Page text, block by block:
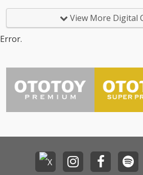
研究と実践」の姿勢に
深いリスペクトを捧げ
VESとして二度にわた
る中国ツアー、そして
ソロでの台湾公演——
アジア各地での成功体
た日本のポップ・ミュ
濃密に真空パックし
た、究極の8曲が完
ス
を
が
ク
傑
た
る」カヴァー・アルバ
ム『Human』が完成！
劇”より 」。 作詞：松
本隆、作曲：呉田軽穂
（松任谷由実）という
日本のポップ・ミュー
ヴァーは、プロデュー
サーでもある大樋ゆう
大のピアノに、ヒック
が
ル
『
発
き
ル
ス
View More Digital
Error.